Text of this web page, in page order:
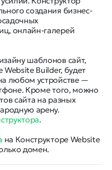
создания бизнес-
онлайн-галерей
шаблонов сайт,
Website Builder, будет
любом устройстве —
Кроме того, можно
сайта на разных
арену.
.
на Конструкторе Website
домен.